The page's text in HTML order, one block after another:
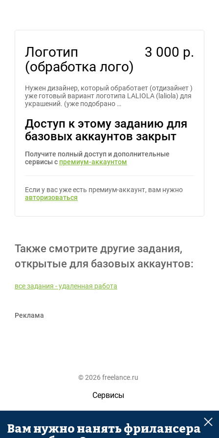
Логотип
(обработка лого)
3 000 р.
Нужен дизайнер, который обработает (отдизайнет )
уже готовый вариант логотипа LALIOLA (laliola) для
украшений. (уже подобрано …
Доступ к этому заданию для
базовых аккаунтов закрыт
Получите полный доступ и дополнительные
сервисы с премиум-аккаунтом
Если у вас уже есть премиум-аккаунт, вам нужно
авторизоваться
Также смотрите другие задания,
открытые для базовых аккаунтов:
все задания - удаленная работа
Реклама
© 2026 freelance.ru
Сервисы
Помощь
Поиск
Вам нужно нанять фрилансера